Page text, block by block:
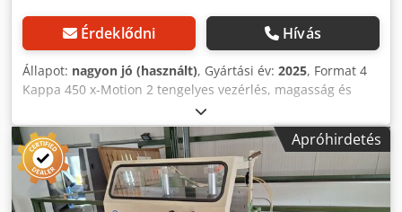
Érdeklődni Hívás
Állapot: nagyon jó (használt), Gyártási év: 2025, Format 4
Kappa 450 x-Motion 2 tengelyes vezérlés, magasság és
forgatás Műszaki adatok: - Vágáshossz: 2800 mm -
Vágásszélesség: 1300 mm - Vágásmagasság: 155 mm -
Max. fűrészlap átmérő: 450 mm Dedjy Rp D Topfx Aagokr -
X-motion vezérlés - Fokozatos ütköző hosszkompenzációval
- Porelszívó csatlakozó: Ø 120 mm - Motor teljesítmény: 10
kW - Gyártási év: 2025 Duplex gérütköző
Apróhirdetés